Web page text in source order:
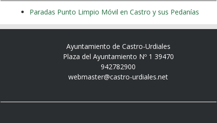
Paradas Punto Limpio Móvil en Castro y sus Pedanías
Ayuntamiento de Castro-Urdiales
Plaza del Ayuntamiento Nº 1 39470
942782900
webmaster@castro-urdiales.net